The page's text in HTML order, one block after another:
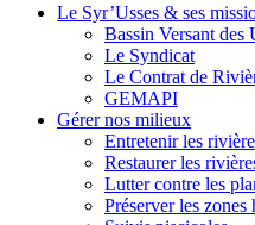
Le Syr’Usses & ses
Bassin Versant des
Le Syndicat
Le Contrat de
GEMAPI
Gérernos milieux
Entretenir les
Restaurer les
Lutter contre les
Préserver les zones